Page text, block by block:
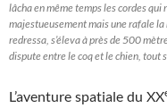
lâcha en même temps les cordes
majestueusement mais une rafale
redressa, s’éleva à près de 500
dispute entre le coq et le chien, tout
L’aventure spatiale du XX